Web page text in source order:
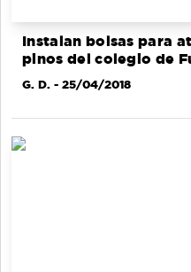
Instalan bolsas para
pinos del colegio de
G. D. - 25/04/2018